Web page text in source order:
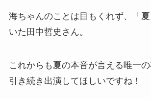
海ちゃんのことは目もくれず、「
いた田中哲史さん。
これからも夏の本音が言える唯一の
引き続き出演してほしいですね！